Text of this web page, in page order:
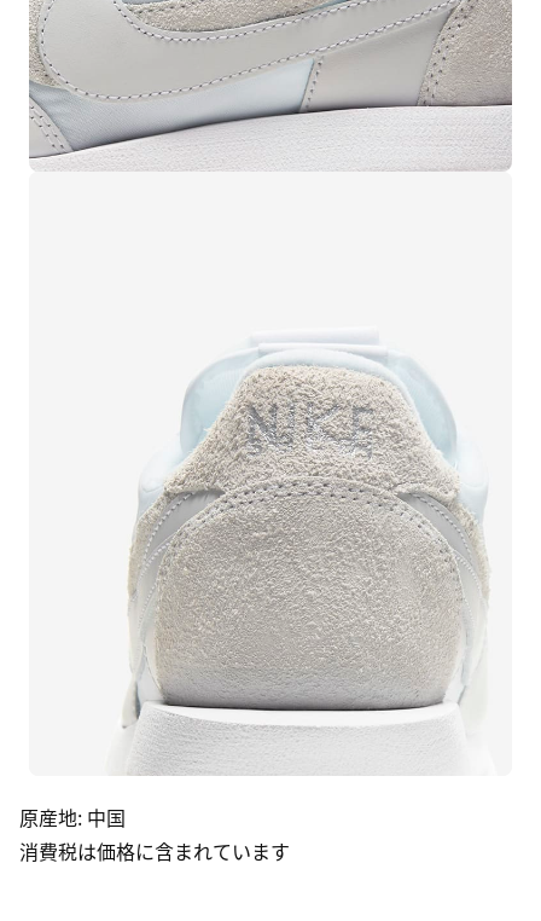
原産地: 中国
消費税は価格に含まれています